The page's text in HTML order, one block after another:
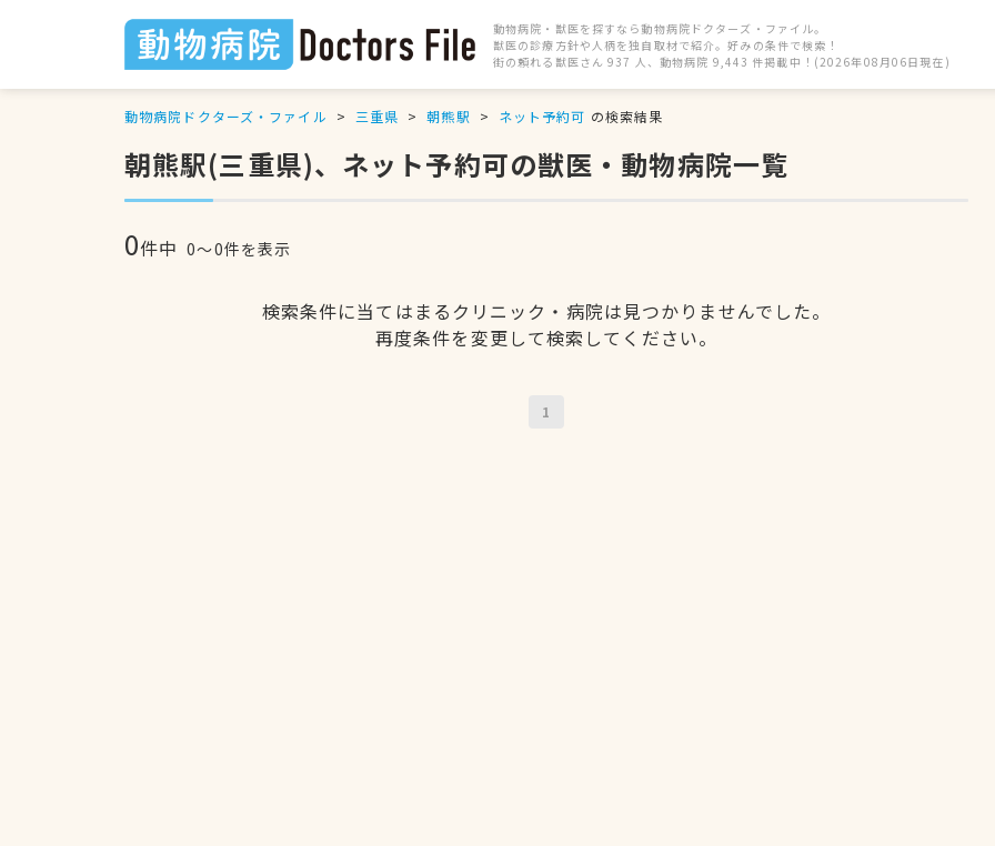
動物病院・獣医を探すなら動物病院ドクターズ・ファイル。
獣医の診療方針や人柄を独自取材で紹介。好みの条件で検索！
街の頼れる獣医さん 937 人、動物病院 9,443 件掲載中！(2026年08月06日現在)
動物病院ドクターズ・ファイル 三重県 朝熊駅 ネット予約可 の検索結果
朝熊駅(三重県)、ネット予約可の獣医・動物病院一覧
0件中 0〜0件を表示
検索条件に当てはまるクリニック・病院は見つかりませんでした。
再度条件を変更して検索してください。
1